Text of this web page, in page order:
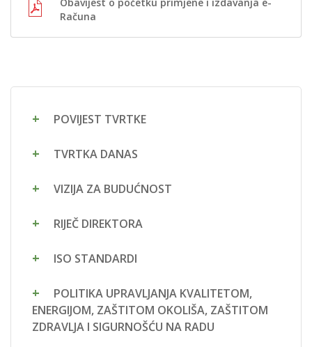
Računa
POVIJEST TVRTKE
TVRTKA DANAS
VIZIJA ZA BUDUĆNOST
RIJEČ DIREKTORA
ISO STANDARDI
POLITIKA UPRAVLJANJA KVALITETOM,
ENERGIJOM, ZAŠTITOM OKOLIŠA, ZAŠTITOM
ZDRAVLJA I SIGURNOŠĆU NA RADU